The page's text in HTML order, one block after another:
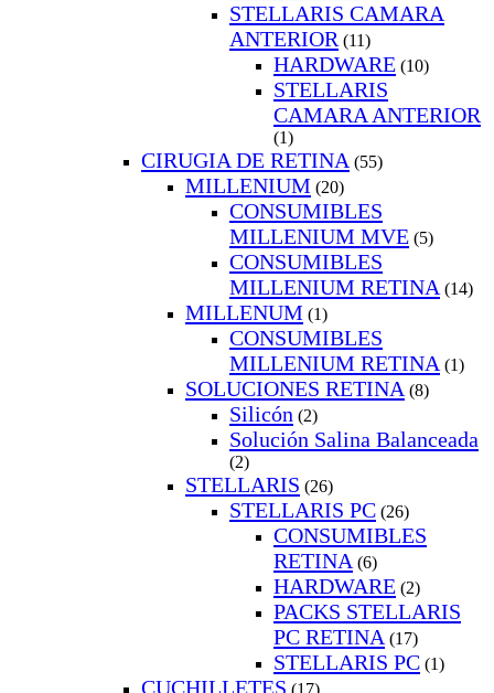
STELLARIS CAMARA
ANTERIOR (11)
HARDWARE (10)
STELLARIS
CAMARA ANTERIOR
(1)
CIRUGIA DE RETINA (55)
MILLENIUM (20)
CONSUMIBLES
MILLENIUM MVE (5)
CONSUMIBLES
MILLENIUM RETINA (14)
MILLENUM (1)
CONSUMIBLES
MILLENIUM RETINA (1)
SOLUCIONES RETINA (8)
Silicón (2)
Solución Salina Balanceada
(2)
STELLARIS (26)
STELLARIS PC (26)
CONSUMIBLES
RETINA (6)
HARDWARE (2)
PACKS STELLARIS
PC RETINA (17)
STELLARIS PC (1)
CUCHILLETES